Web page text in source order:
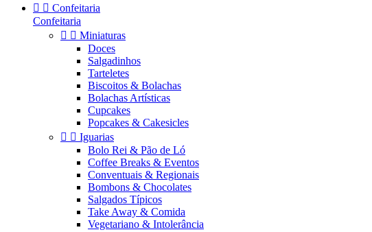
  Confeitaria
Confeitaria
  Miniaturas
Doces
Salgadinhos
Tarteletes
Biscoitos & Bolachas
Bolachas Artísticas
Cupcakes
Popcakes & Cakesicles
  Iguarias
Bolo Rei & Pão de Ló
Coffee Breaks & Eventos
Conventuais & Regionais
Bombons & Chocolates
Salgados Típicos
Take Away & Comida
Vegetariano & Intolerância